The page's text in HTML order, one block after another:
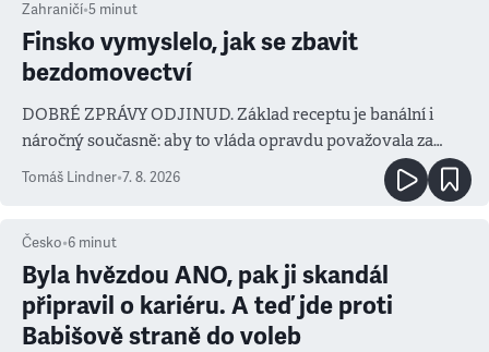
Zahraničí•5 minut
Finsko vymyslelo, jak se zbavit
bezdomovectví
DOBRÉ ZPRÁVY ODJINUD. Základ receptu je banální i
náročný současně: aby to vláda opravdu považovala za
prioritu
Tomáš Lindner•7. 8. 2026
Česko•6 minut
Byla hvězdou ANO, pak ji skandál
připravil o kariéru. A teď jde proti
Babišově straně do voleb